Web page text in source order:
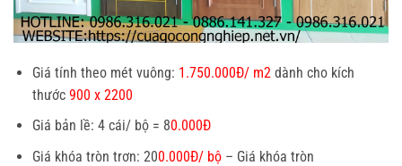
Giá tính theo mét vuông: 1.750.000Đ/ m2 dành cho kích
thước 900 x 2200
Giá bản lề: 4 cái/ bộ = 80.000Đ
Giá khóa tròn trơn: 200.000Đ/ bộ– Giá khóa tròn